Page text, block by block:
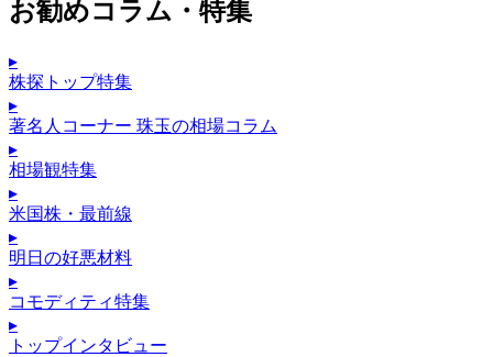
お勧めコラム・特集
▸
株探トップ特集
▸
著名人コーナー 珠玉の相場コラム
▸
相場観特集
▸
米国株・最前線
▸
明日の好悪材料
▸
コモディティ特集
▸
トップインタビュー